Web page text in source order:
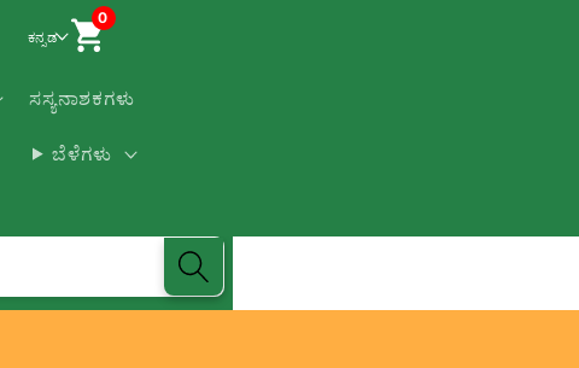
ಸಸ್ಯನಾಶಕಗಳು
ಬೆಳೆಗಳು
ಕನ್ನಡ
0